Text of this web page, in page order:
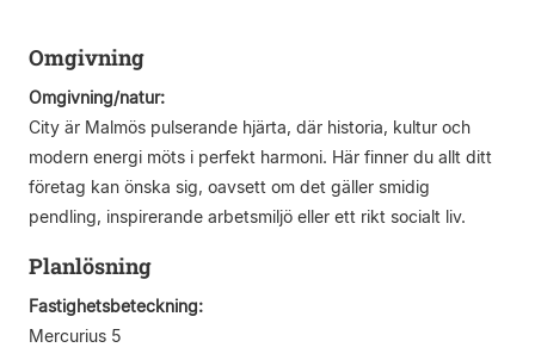
Omgivning
Omgivning/natur:
City är Malmös pulserande hjärta, där historia, kultur och
modern energi möts i perfekt harmoni. Här finner du allt ditt
företag kan önska sig, oavsett om det gäller smidig
pendling, inspirerande arbetsmiljö eller ett rikt socialt liv.
Planlösning
Fastighetsbeteckning:
Mercurius 5